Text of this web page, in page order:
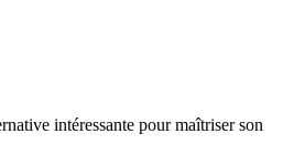
intéressante pour maîtriser son